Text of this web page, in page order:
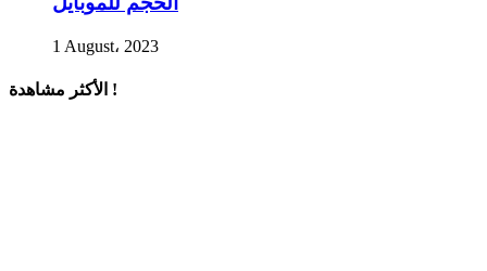
1 August، 2023
الأكثر مشاهدة !